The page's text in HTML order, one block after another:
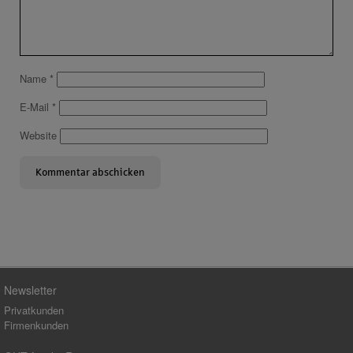
Name *
E-Mail *
Website
Newsletter
Privatkunden
Firmenkunden